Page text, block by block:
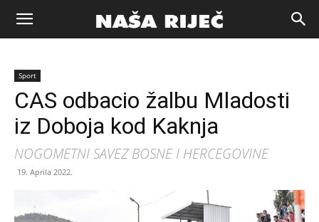
Naša
riječ
Sport
CAS odbacio žalbu Mladosti
iz Doboja kod Kaknja
NOGOMETNI SAVEZ BOSNE I HERCEGOVINE
19. Aprila 2022.